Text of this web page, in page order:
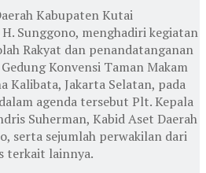
Kabupaten Kutai
Sunggono, menghadiri kegiatan
Rakyat dan penandatanganan
Konvensi Taman Makam
Kalibata, Jakarta Selatan, pada
agenda tersebut Plt. Kepala
Suherman, Kabid Aset Daerah
serta sejumlah perwakilan dari
terkait lainnya.